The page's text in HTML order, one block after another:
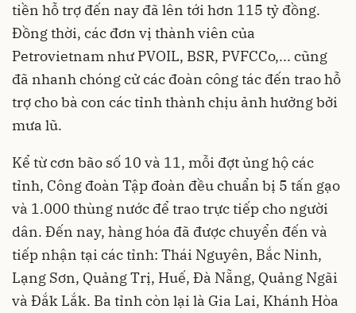
tiền hỗ trợ đến nay đã lên tới hơn 115 tỷ đồng.
Đồng thời, các đơn vị thành viên của
Petrovietnam như PVOIL, BSR, PVFCCo,... cũng
đã nhanh chóng cử các đoàn công tác đến trao hỗ
trợ cho bà con các tỉnh thành chịu ảnh hưởng bởi
mưa lũ.
Kể từ cơn bão số 10 và 11, mỗi đợt ủng hộ các
tỉnh, Công đoàn Tập đoàn đều chuẩn bị 5 tấn gạo
và 1.000 thùng nước để trao trực tiếp cho người
dân. Đến nay, hàng hóa đã được chuyển đến và
tiếp nhận tại các tỉnh: Thái Nguyên, Bắc Ninh,
Lạng Sơn, Quảng Trị, Huế, Đà Nẵng, Quảng Ngãi
và Đắk Lắk. Ba tỉnh còn lại là Gia Lai, Khánh Hòa